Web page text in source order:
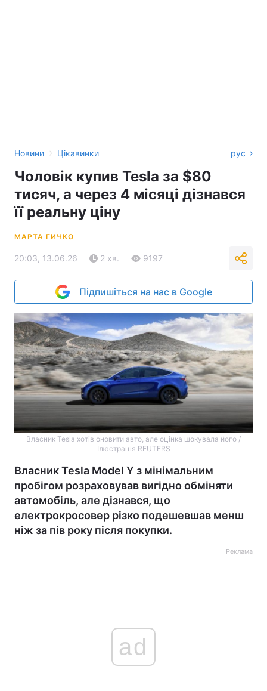
Новини › Цікавинки рус
Чоловік купив Tesla за $80
тисяч, а через 4 місяці дізнався
її реальну ціну
МАРТА ГИЧКО
20:03, 13.06.26 2 хв. 9197
Підпишіться на нас в Google
Власник Tesla хотів оновити авто, але оцінка шокувала його /
Ілюстрація REUTERS
Власник Tesla Model Y з мінімальним
пробігом розраховував вигідно обміняти
автомобіль, але дізнався, що
електрокросовер різко подешевшав менш
ніж за пів року після покупки.
Реклама
ad